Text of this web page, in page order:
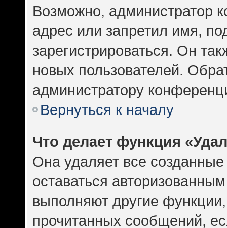
Возможно, администратор
адрес или запретил имя,
зарегистрироваться. Он
новых пользователей.
администратору
Вернуться к началу
Что делает функция
Она удаляет все
оставаться
выполняют другие
прочитанных сообщений,